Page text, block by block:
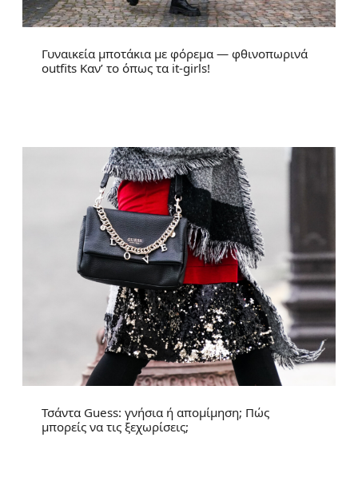
Γυναικεία μποτάκια με φόρεμα — φθινοπωρινά
outfits Καν’ το όπως τα it-girls!
Τσάντα Guess: γνήσια ή απομίμηση; Πώς
μπορείς να τις ξεχωρίσεις;